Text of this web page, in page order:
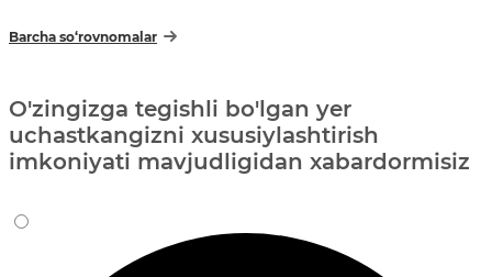
Barcha so‘rovnomalar
O'zingizga tegishli bo'lgan yer
uchastkangizni xususiylashtirish
imkoniyati mavjudligidan xabardormisiz